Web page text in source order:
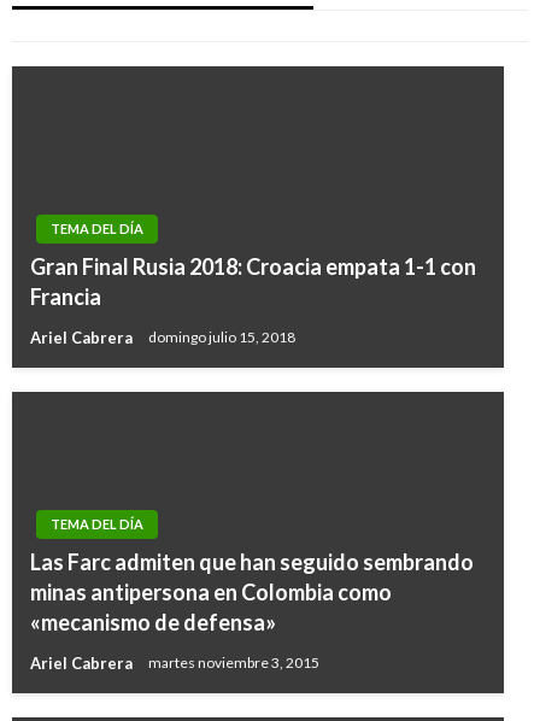
Iván Briceño lunes enero 18, 2016
TEMA DEL DÍA
Gran Final Rusia 2018: Croacia empata 1-1 con
Francia
Ariel Cabrera domingo julio 15, 2018
TEMA DEL DÍA
Las Farc admiten que han seguido sembrando
minas antipersona en Colombia como
«mecanismo de defensa»
Ariel Cabrera martes noviembre 3, 2015